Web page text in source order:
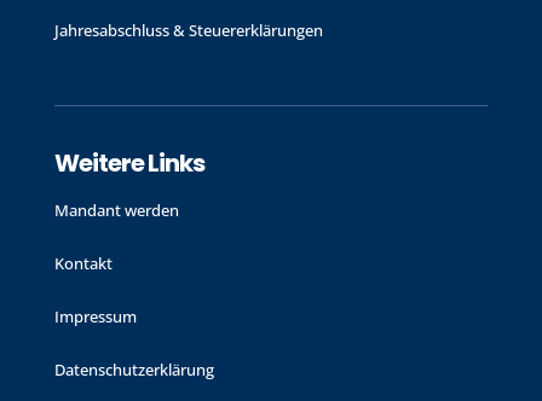
Jahres­abschluss & Steuer­erklärungen
Weitere Links
Mandant werden
Kontakt
Impressum
Datenschutzerklärung